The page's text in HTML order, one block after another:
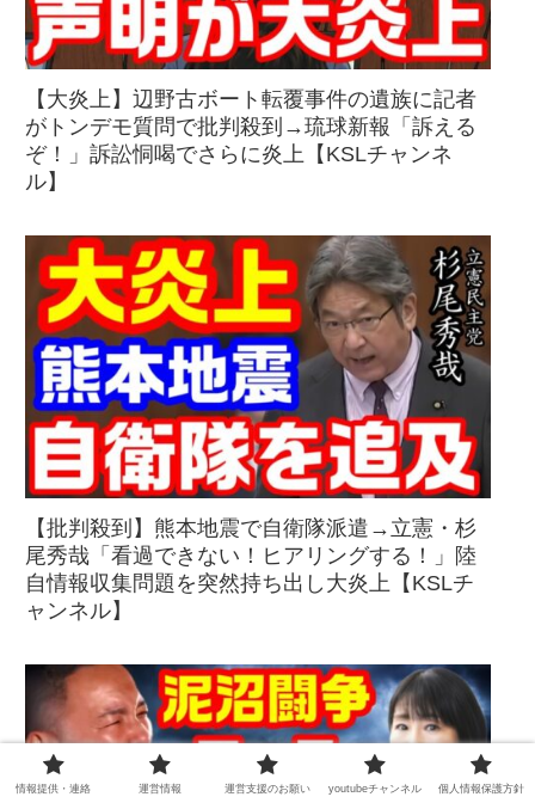
【大炎上】辺野古ボート転覆事件の遺族に記者
がトンデモ質問で批判殺到→琉球新報「訴える
ぞ！」訴訟恫喝でさらに炎上【KSLチャンネ
ル】
【批判殺到】熊本地震で自衛隊派遣→立憲・杉
尾秀哉「看過できない！ヒアリングする！」陸
自情報収集問題を突然持ち出し大炎上【KSLチ
ャンネル】
情報提供・連絡 運営情報 運営支援のお願い youtubeチャンネル 個人情報保護方針